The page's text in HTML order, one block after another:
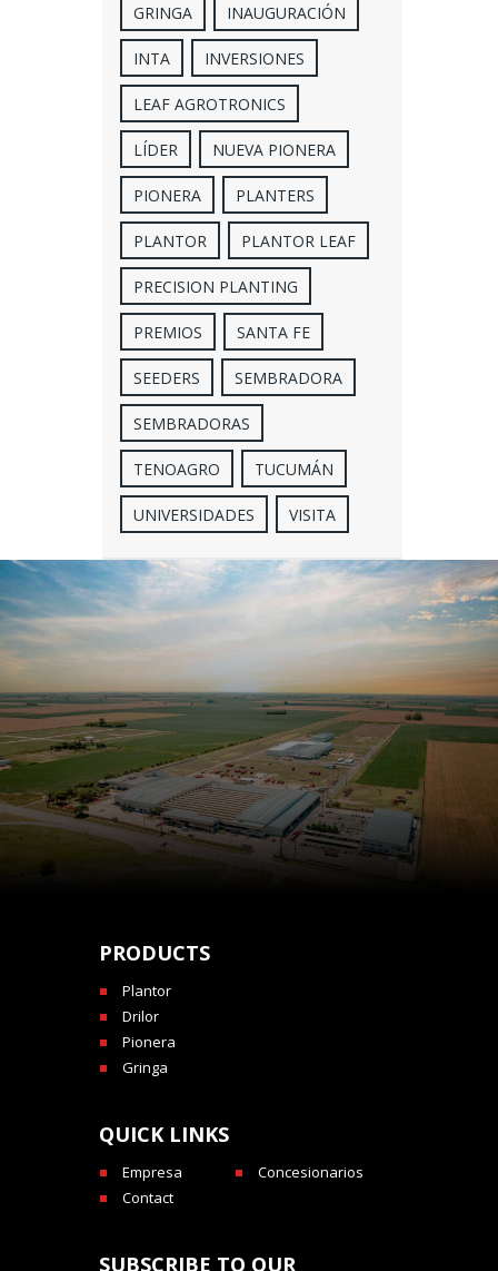
GRINGA INAUGURACIÓN
INTA INVERSIONES
LEAF AGROTRONICS
LÍDER NUEVA PIONERA
PIONERA PLANTERS
PLANTOR PLANTOR LEAF
PRECISION PLANTING
PREMIOS SANTA FE
SEEDERS SEMBRADORA
SEMBRADORAS
TENOAGRO TUCUMÁN
UNIVERSIDADES VISITA
PRODUCTS
Plantor
Drilor
Pionera
Gringa
QUICK LINKS
Empresa
Concesionarios
Contact
SUBSCRIBE TO OUR